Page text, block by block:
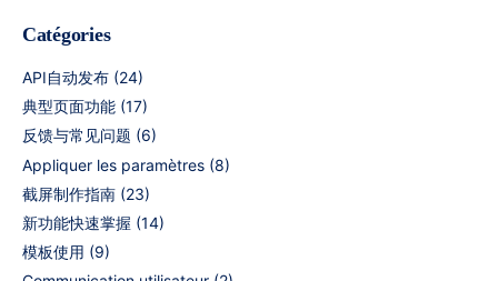
Catégories
API自动发布 (24)
典型页面功能 (17)
反馈与常见问题 (6)
Appliquer les paramètres (8)
截屏制作指南 (23)
新功能快速掌握 (14)
模板使用 (9)